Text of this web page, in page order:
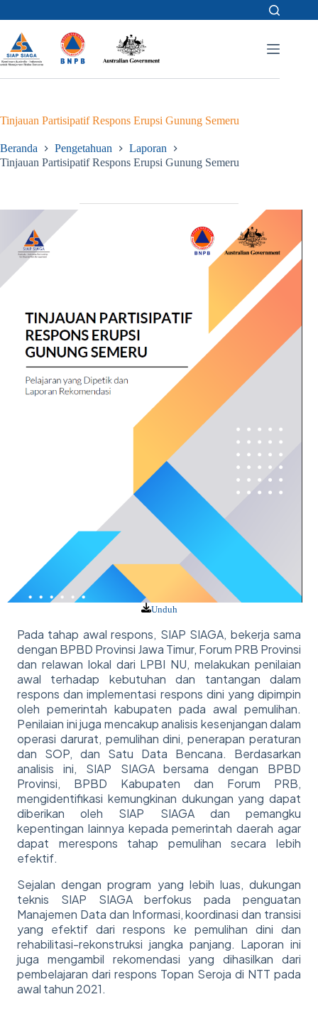
to
content
Tinjauan Partisipatif Respons Erupsi Gunung Semeru
Beranda Pengetahuan
Laporan
Tinjauan Partisipatif Respons Erupsi Gunung Semeru
Unduh
Pada tahap awal respons, SIAP SIAGA, bekerja sama
dengan BPBD Provinsi Jawa Timur, Forum PRB Provinsi
dan relawan lokal dari LPBI NU, melakukan penilaian
awal terhadap kebutuhan dan tantangan dalam
respons dan implementasi respons dini yang dipimpin
oleh pemerintah kabupaten pada awal pemulihan.
Penilaian ini juga mencakup analisis kesenjangan dalam
operasi darurat, pemulihan dini, penerapan peraturan
dan SOP, dan Satu Data Bencana. Berdasarkan
analisis ini, SIAP SIAGA bersama dengan BPBD
Provinsi, BPBD Kabupaten dan Forum PRB,
mengidentifikasi kemungkinan dukungan yang dapat
diberikan oleh SIAP SIAGA dan pemangku
kepentingan lainnya kepada pemerintah daerah agar
dapat merespons tahap pemulihan secara lebih
efektif.
Sejalan dengan program yang lebih luas, dukungan
teknis SIAP SIAGA berfokus pada penguatan
Manajemen Data dan Informasi, koordinasi dan transisi
yang efektif dari respons ke pemulihan dini dan
rehabilitasi-rekonstruksi jangka panjang. Laporan ini
juga mengambil rekomendasi yang dihasilkan dari
pembelajaran dari respons Topan Seroja di NTT pada
awal tahun 2021.